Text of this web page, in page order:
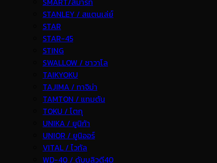
STANLEY / สแตนเล่ย์
STAR
STAR-45
STING
SWALLOW / ซาวาโล
TAIKYOKU
TAJIMA / ทาจิม่า
TAMTON / แทมตัน
TOKU / โตกุ
UNIKA / ยูนิก้า
UNIOR / ยูนิออร์
VITAL / ไวทัล
WD-40 / ดับบลิวดี40